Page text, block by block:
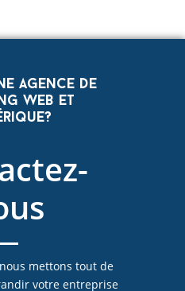
agence de
web et
mettons tout de
votre entreprise